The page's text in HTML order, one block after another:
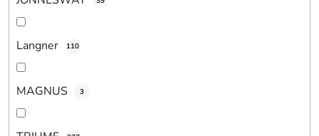
Langner 110
MAGNUS 3